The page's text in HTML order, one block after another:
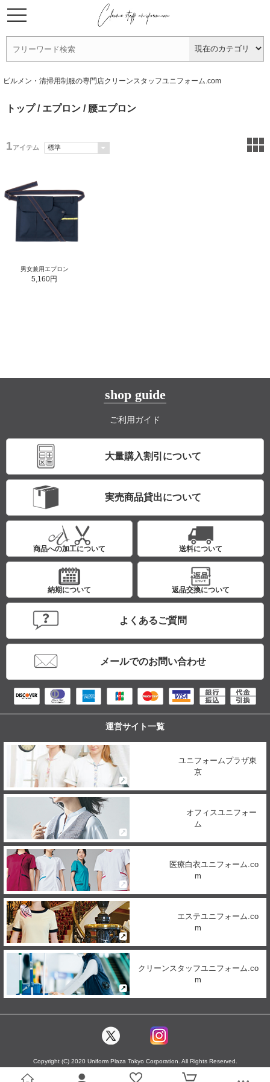
ビルメン・清掃用制服の専門店クリーンスタッフユニフォーム.com
トップ/ エプロン / 腰エプロン
1アイテム
男女兼用エプロン
5,160円
shop guide
ご利用ガイド
大量購入割引について
実売商品貸出について
商品への加工について 送料について
納期について 返品交換について
よくあるご質問
メールでのお問い合わせ
運営サイト一覧
ユニフォームプラザ東
京
オフィスユニフォー
ム
医療白衣ユニフォーム.co
m
エステユニフォーム.co
m
クリーンスタッフユニフォーム.co
m
Copyright (C) 2020 Uniform Plaza Tokyo Corporation. All Rights Reserved.